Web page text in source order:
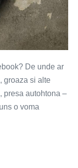
De unde ar
groaza si alte
presa autohtona –
o voma